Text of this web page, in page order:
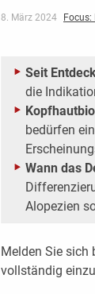
8. März 2024 Focus:
Seit
die
bedürfen
Wann das
Alopezien
Melden Sie sich
vollständig